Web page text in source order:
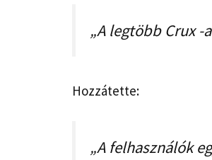
„A legtöbb Crux
Hozzátette:
„A felhasználók